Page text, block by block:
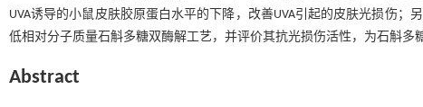
UVA诱导的小鼠皮肤胶原蛋白水平的下降，改善UVA引起的皮肤光损伤；
低相对分子质量石斛多糖双酶解工艺，并评价其抗光损伤活性，为石斛多
Abstract